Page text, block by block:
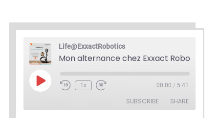
Life@ExxactRobotics
Play
Episode
1x 00:00 / 5:41
SUBSCRIBE SHARE